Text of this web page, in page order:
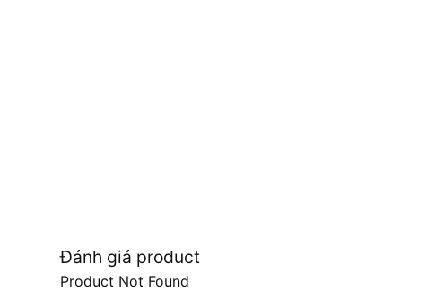
Đánh giá product
Product Not Found